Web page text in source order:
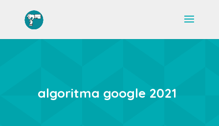
algoritma google 2021